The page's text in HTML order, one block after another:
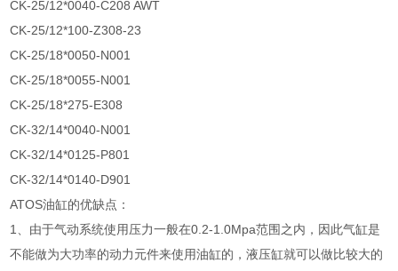
CK-25/12*0040-C208 AWT
CK-25/12*100-Z308-23
CK-25/18*0050-N001
CK-25/18*0055-N001
CK-25/18*275-E308
CK-32/14*0040-N001
CK-32/14*0125-P801
CK-32/14*0140-D901
ATOS油缸的优缺点：
1、由于气动系统使用压力一般在0.2-1.0Mpa范围之内，因此气缸是
不能做为大功率的动力元件来使用油缸的，液压缸就可以做比较大的